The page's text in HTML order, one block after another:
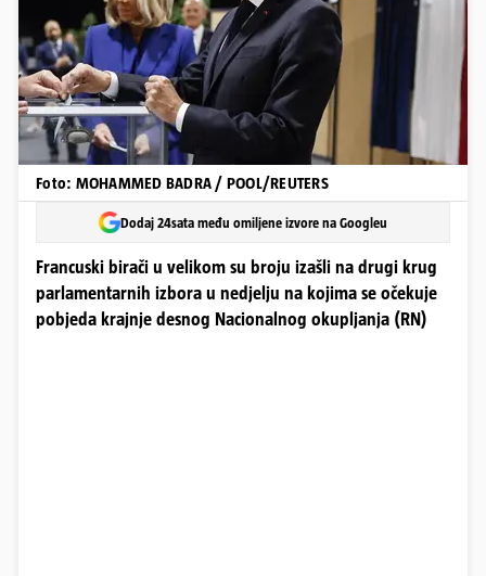
Foto: MOHAMMED BADRA / POOL/REUTERS
Dodaj 24sata među omiljene izvore na Googleu
Francuski birači u velikom su broju izašli na drugi krug
parlamentarnih izbora u nedjelju na kojima se očekuje
pobjeda krajnje desnog Nacionalnog okupljanja (RN)